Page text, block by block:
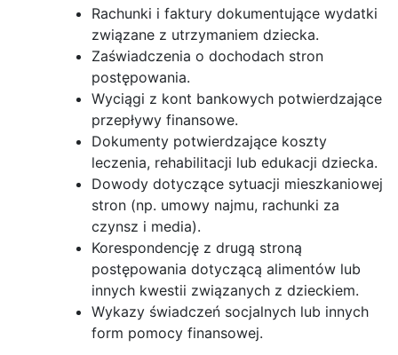
Rachunki i faktury dokumentujące wydatki
związane z utrzymaniem dziecka.
Zaświadczenia o dochodach stron
postępowania.
Wyciągi z kont bankowych potwierdzające
przepływy finansowe.
Dokumenty potwierdzające koszty
leczenia, rehabilitacji lub edukacji dziecka.
Dowody dotyczące sytuacji mieszkaniowej
stron (np. umowy najmu, rachunki za
czynsz i media).
Korespondencję z drugą stroną
postępowania dotyczącą alimentów lub
innych kwestii związanych z dzieckiem.
Wykazy świadczeń socjalnych lub innych
form pomocy finansowej.